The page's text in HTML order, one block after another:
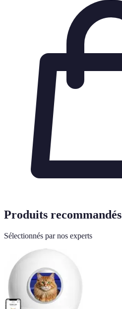
Produits recommandés
Sélectionnés par nos experts